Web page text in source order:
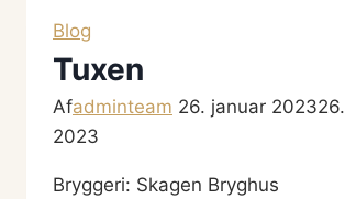
Sour
Blog
Tuxen
Afadminteam 26. januar 2023
2023
Bryggeri: Skagen Bryghus